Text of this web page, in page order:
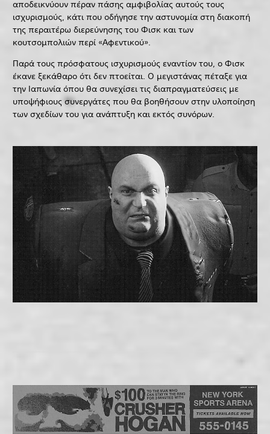
αποδεικνύουν πέραν πάσης αμφιβολίας αυτούς τους
ισχυρισμούς, κάτι που οδήγησε την αστυνομία στη διακοπή
της περαιτέρω διερεύνησης του Φισκ και των
κουτσομπολιών περί «Αφεντικού».
Παρά τους πρόσφατους ισχυρισμούς εναντίον του, ο Φισκ
έκανε ξεκάθαρο ότι δεν πτοείται. Ο μεγιστάνας πέταξε για
την Ιαπωνία όπου θα συνεχίσει τις διαπραγματεύσεις με
υποψήφιους συνεργάτες που θα βοηθήσουν στην υλοποίηση
των σχεδίων του για ανάπτυξη και εκτός συνόρων.